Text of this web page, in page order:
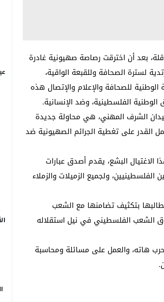
بعد أن اخترقت رصاصة صهيونية غادرة
لسترة الصحافة وللقبعة الواقية،
للصحافة والإعلام والإتصال هذه
الفلسطينية، وضد الإنسانية.
الشرف المهني، هي محاولة جديدة
القدر على تغطية الجرائم الصهيونية ضد
الاغتيال البشع، يقدم أصدق عبارات
ولجميع الزميلات والزملاء
بتكثيف تضامنها مع الشعب
الشعب الفلسطيني في نيل استقلاله
هاته، والعمل على مسائلة ومحاسبة